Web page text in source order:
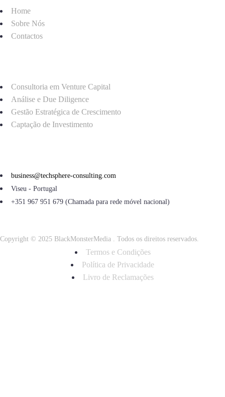
Home
Sobre Nós
Contactos
Consultoria em Venture Capital
Análise e Due Diligence
Gestão Estratégica de Crescimento
Captação de Investimento
business@techsphere-consulting.com
Viseu - Portugal
+351 967 951 679 (Chamada para rede móvel nacional)
Copyright © 2025 BlackMonsterMedia . Todos os direitos reservados.
Termos e Condições
Política de Privacidade
Livro de Reclamações